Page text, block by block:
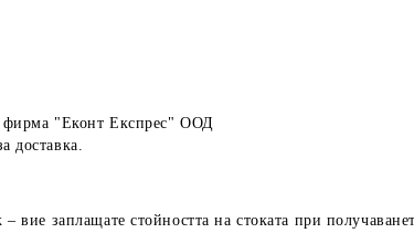
фирма "Еконт Експрес" ООД
доставка.
– вие заплащате стойността на стоката при